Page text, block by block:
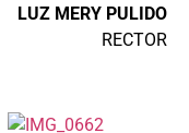
LUZ MERY PULIDO
RECTOR